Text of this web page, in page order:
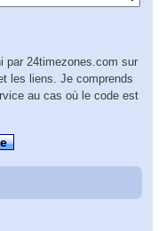
par 24timezones.com sur
les liens. Je comprends
au cas où le code est